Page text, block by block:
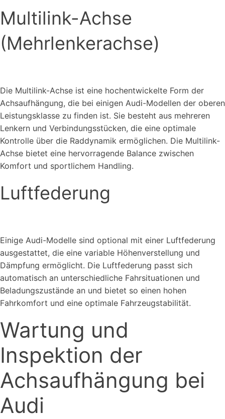
Multilink-Achse
(Mehrlenkerachse)
Die Multilink-Achse ist eine hochentwickelte Form der
Achsaufhängung, die bei einigen Audi-Modellen der oberen
Leistungsklasse zu finden ist. Sie besteht aus mehreren
Lenkern und Verbindungsstücken, die eine optimale
Kontrolle über die Raddynamik ermöglichen. Die Multilink-
Achse bietet eine hervorragende Balance zwischen
Komfort und sportlichem Handling.
Luftfederung
Einige Audi-Modelle sind optional mit einer Luftfederung
ausgestattet, die eine variable Höhenverstellung und
Dämpfung ermöglicht. Die Luftfederung passt sich
automatisch an unterschiedliche Fahrsituationen und
Beladungszustände an und bietet so einen hohen
Fahrkomfort und eine optimale Fahrzeugstabilität.
Wartung und
Inspektion der
Achsaufhängung bei
Audi